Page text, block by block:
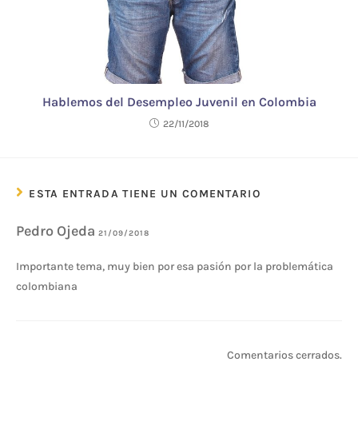
Hablemos del Desempleo Juvenil en Colombia
22/11/2018
ESTA ENTRADA TIENE UN COMENTARIO
Pedro Ojeda 21/09/2018
Importante tema, muy bien por esa pasión por la problemática
colombiana
Comentarios cerrados.